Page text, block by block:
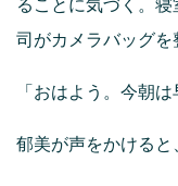
ることに気づく。
司がカメラバッグを
「おはよう。今朝は
郁美が声をかけると